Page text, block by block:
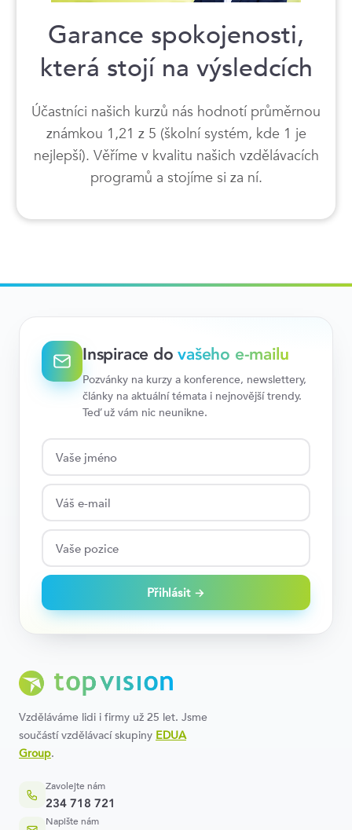
Garance spokojenosti,
která stojí na výsledcích
Účastníci našich kurzů nás hodnotí průměrnou
známkou 1,21 z 5 (školní systém, kde 1 je
nejlepší). Věříme v kvalitu našich vzdělávacích
programů a stojíme si za ní.
Inspirace dovašeho e-mailu
Pozvánky na kurzy a konference, newslettery,
články na aktuální témata i nejnovější trendy.
Teď už vám nic neunikne.
Přihlásit →
Vzděláváme lidi i firmy už 25 let. Jsme
součástí vzdělávací skupiny EDUA
Group.
Zavolejte nám
234 718 721
Napište nám